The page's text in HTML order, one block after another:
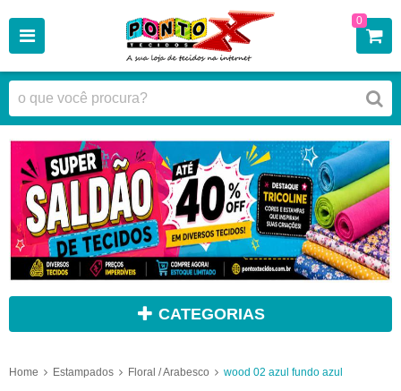
0
CATEGORIAS
Home Estampados Floral / Arabesco wood 02 azul fundo azul